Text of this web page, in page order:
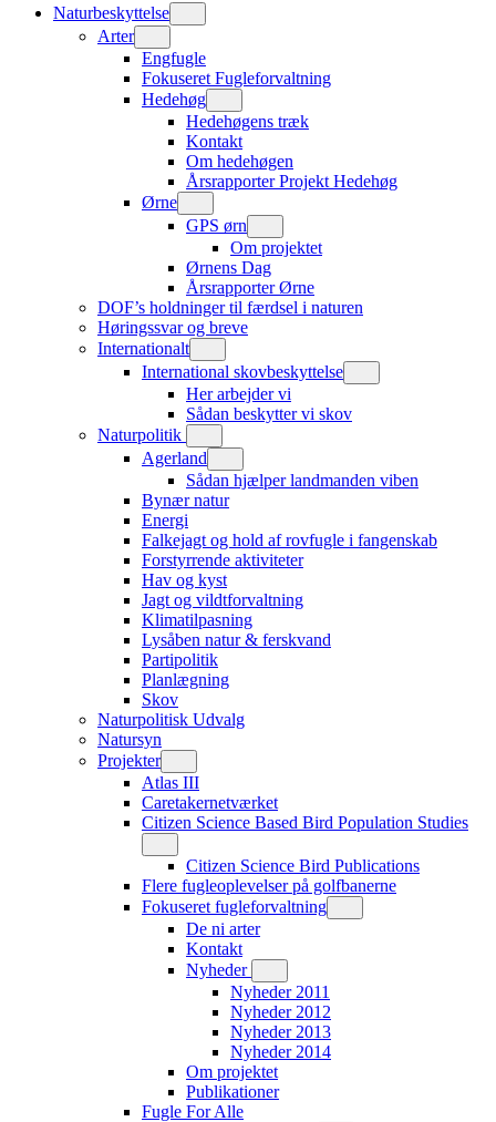
Naturbeskyttelse
Arter
Engfugle
Fokuseret Fugleforvaltning
Hedehøg
Hedehøgens træk
Kontakt
Om hedehøgen
Årsrapporter Projekt Hedehøg
Ørne
GPS ørn
Om projektet
Ørnens Dag
Årsrapporter Ørne
DOF’s holdninger til færdsel i naturen
Høringssvar og breve
Internationalt
International skovbeskyttelse
Her arbejder vi
Sådan beskytter vi skov
Naturpolitik
Agerland
Sådan hjælper landmanden viben
Bynær natur
Energi
Falkejagt og hold af rovfugle i fangenskab
Forstyrrende aktiviteter
Hav og kyst
Jagt og vildtforvaltning
Klimatilpasning
Lysåben natur & ferskvand
Partipolitik
Planlægning
Skov
Naturpolitisk Udvalg
Natursyn
Projekter
Atlas III
Caretakernetværket
Citizen Science Based Bird Population Studies
Citizen Science Bird Publications
Flere fugleoplevelser på golfbanerne
Fokuseret fugleforvaltning
De ni arter
Kontakt
Nyheder
Nyheder 2011
Nyheder 2012
Nyheder 2013
Nyheder 2014
Om projektet
Publikationer
Fugle For Alle